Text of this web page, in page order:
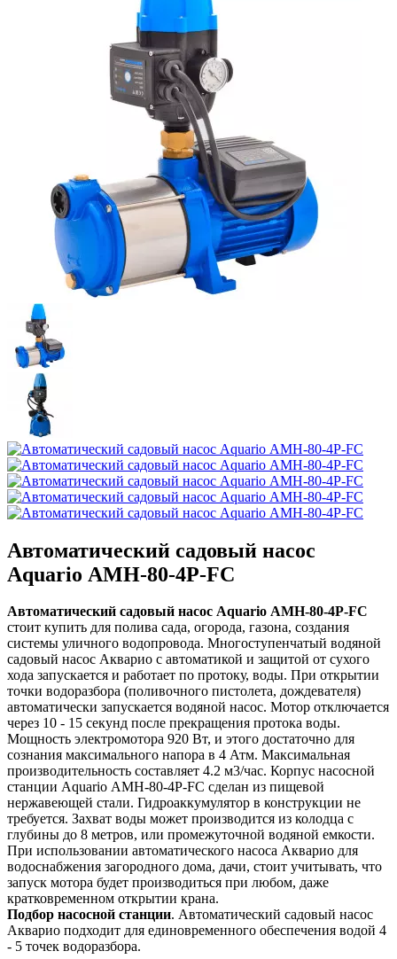
Автоматический садовый насос
Aquario АМН-80-4P-FС
Автоматический садовый насос Aquario АМН-80-4P-FС
стоит купить для полива сада, огорода, газона, создания
системы уличного водопровода. Многоступенчатый водяной
садовый насос Акварио с автоматикой и защитой от сухого
хода запускается и работает по протоку, воды. При открытии
точки водоразбора (поливочного пистолета, дождевателя)
автоматически запускается водяной насос. Мотор отключается
через 10 - 15 секунд после прекращения протока воды.
Мощность электромотора 920 Вт, и этого достаточно для
сознания максимального напора в 4 Атм. Максимальная
производительность составляет 4.2 м3/час. Корпус насосной
станции Aquario АМН-80-4P-FС сделан из пищевой
нержавеющей стали. Гидроаккумулятор в конструкции не
требуется. Захват воды может производится из колодца с
глубины до 8 метров, или промежуточной водяной емкости.
При использовании автоматического насоса Акварио для
водоснабжения загородного дома, дачи, стоит учитывать, что
запуск мотора будет производиться при любом, даже
кратковременном открытии крана.
Подбор насосной станции. Автоматический садовый насос
Акварио подходит для единовременного обеспечения водой 4
- 5 точек водоразбора.